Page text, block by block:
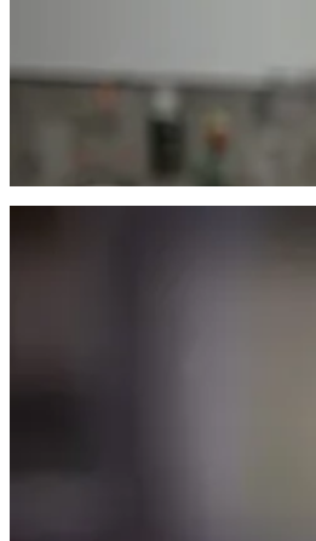
Vi bygger och packar display- och